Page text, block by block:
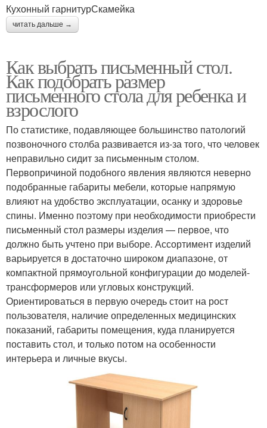
Кухонный гарнитурСкамейка
читать дальше →
Как выбрать письменный стол.
Как подобрать размер
письменного стола для ребенка и
взрослого
По статистике, подавляющее большинство патологий
позвоночного столба развивается из-за того, что человек
неправильно сидит за письменным столом.
Первопричиной подобного явления являются неверно
подобранные габариты мебели, которые напрямую
влияют на удобство эксплуатации, осанку и здоровье
спины. Именно поэтому при необходимости приобрести
письменный стол размеры изделия — первое, что
должно быть учтено при выборе. Ассортимент изделий
варьируется в достаточно широком диапазоне, от
компактной прямоугольной конфигурации до моделей-
трансформеров или угловых конструкций.
Ориентироваться в первую очередь стоит на рост
пользователя, наличие определенных медицинских
показаний, габариты помещения, куда планируется
поставить стол, и только потом на особенности
интерьера и личные вкусы.